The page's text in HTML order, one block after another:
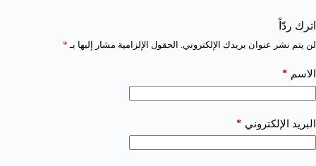
اترك ردّاً
لن يتم نشر عنوان بريدك الإلكتروني. الحقول الإلزامية مشار إليها بـ *
الاسم *
البريد الإلكتروني *